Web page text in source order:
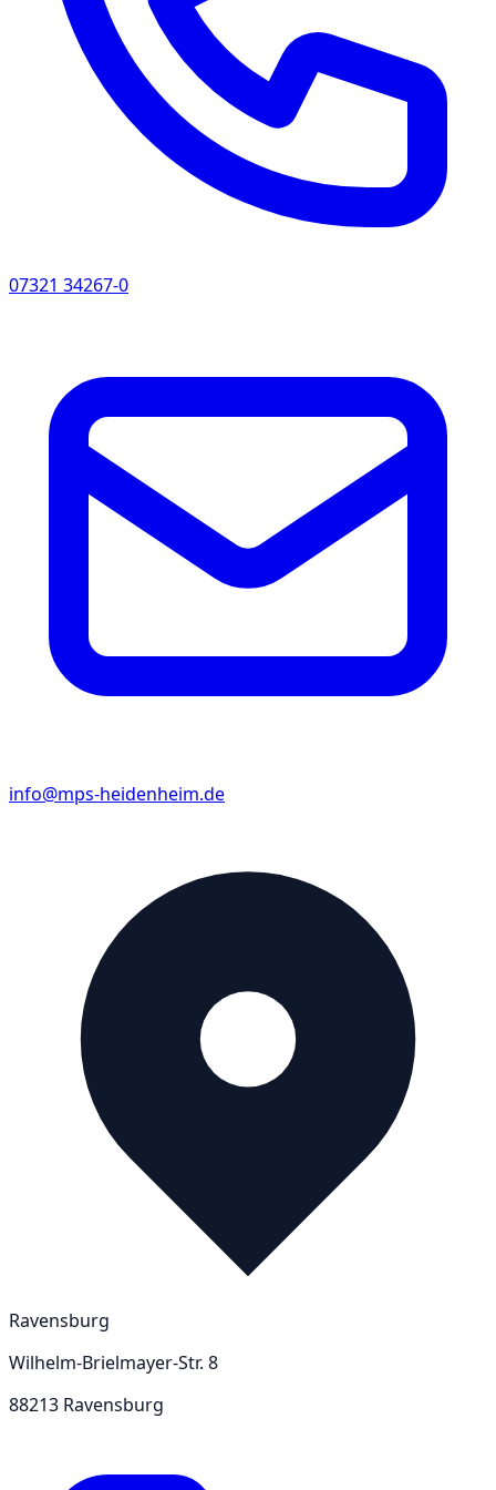
Material beträgt 0,5 Meter.
05 | Auswahl und Errichtung der elektrischen
Betriebsmittel
Alle in der Landwirtschaft eingesetzten,
elektrischen Betriebsmittel müssen mindestens
der Schutzart IP44 entsprechen. Bei Auftreten
mind. IP 5X und bei gleichzeitig auftretender
Nutztiere erreichbar sein.
Alle Kabel und Leitungen sind grundsätzlich so
zu verlegen, dass sie ausreichend gegen
mechanische Beanspruchung (u.a. vor
Nagetrieren) geschützt sind und von den
Nutztieren nicht erreicht werden können.
Freileitungen müssen stets isoliert werden
bevorzugt werden sollte.
Elektroinstallationskanäle- und Rohre müssen
Systeme für das Überleben der Tiere notwendig
Lüftungs- und Beleuchtungsanlagen müssen
daher über separate Stromkreise gespeist
werden. Auch automatische Fütterungsanlagen
müssen weiterhin betrieben werden können.
07321 34267-0
info@mps-heidenheim.de
Ravensburg
Wilhelm-Brielmayer-Str. 8
88213 Ravensburg